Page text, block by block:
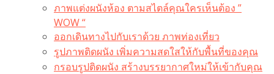
ภาพแต่งผนังห้อง ตามสไตล์คุณใครเห็นต้อง ”
WOW “
ออกเดินทางไปกับเราด้วย ภาพท่องเที่ยว
รูปภาพติดผนัง เพิ่มความสดใสให้กับพื้นที่ของคุณ
กรอบรูปติดผนัง สร้างบรรยากาศใหม่ให้เข้ากับคุณ